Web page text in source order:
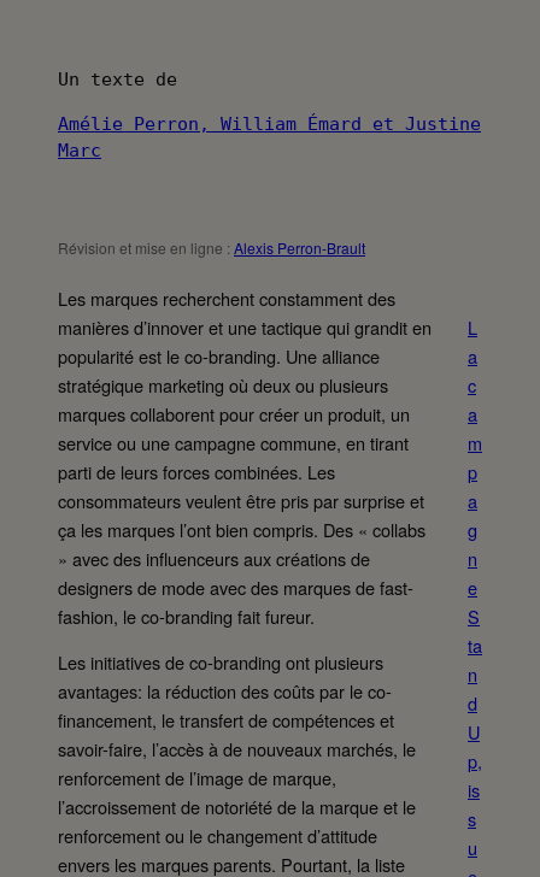
Un texte de
Amélie Perron, William Émard et Justine
Marc
Révision et mise en ligne : Alexis Perron-Brault
L
a
c
a
m
p
a
g
n
e
S
ta
n
d
U
p,
is
s
u
Les marques recherchent constamment des
manières d’innover et une tactique qui grandit en
popularité est le co-branding. Une alliance
stratégique marketing où deux ou plusieurs
marques collaborent pour créer un produit, un
service ou une campagne commune, en tirant
parti de leurs forces combinées. Les
consommateurs veulent être pris par surprise et
ça les marques l’ont bien compris. Des « collabs
» avec des influenceurs aux créations de
designers de mode avec des marques de fast-
fashion, le co-branding fait fureur.
Les initiatives de co-branding ont plusieurs
avantages: la réduction des coûts par le co-
financement, le transfert de compétences et
savoir-faire, l’accès à de nouveaux marchés, le
renforcement de l’image de marque,
l’accroissement de notoriété de la marque et le
renforcement ou le changement d’attitude
envers les marques parents. Pourtant, la liste